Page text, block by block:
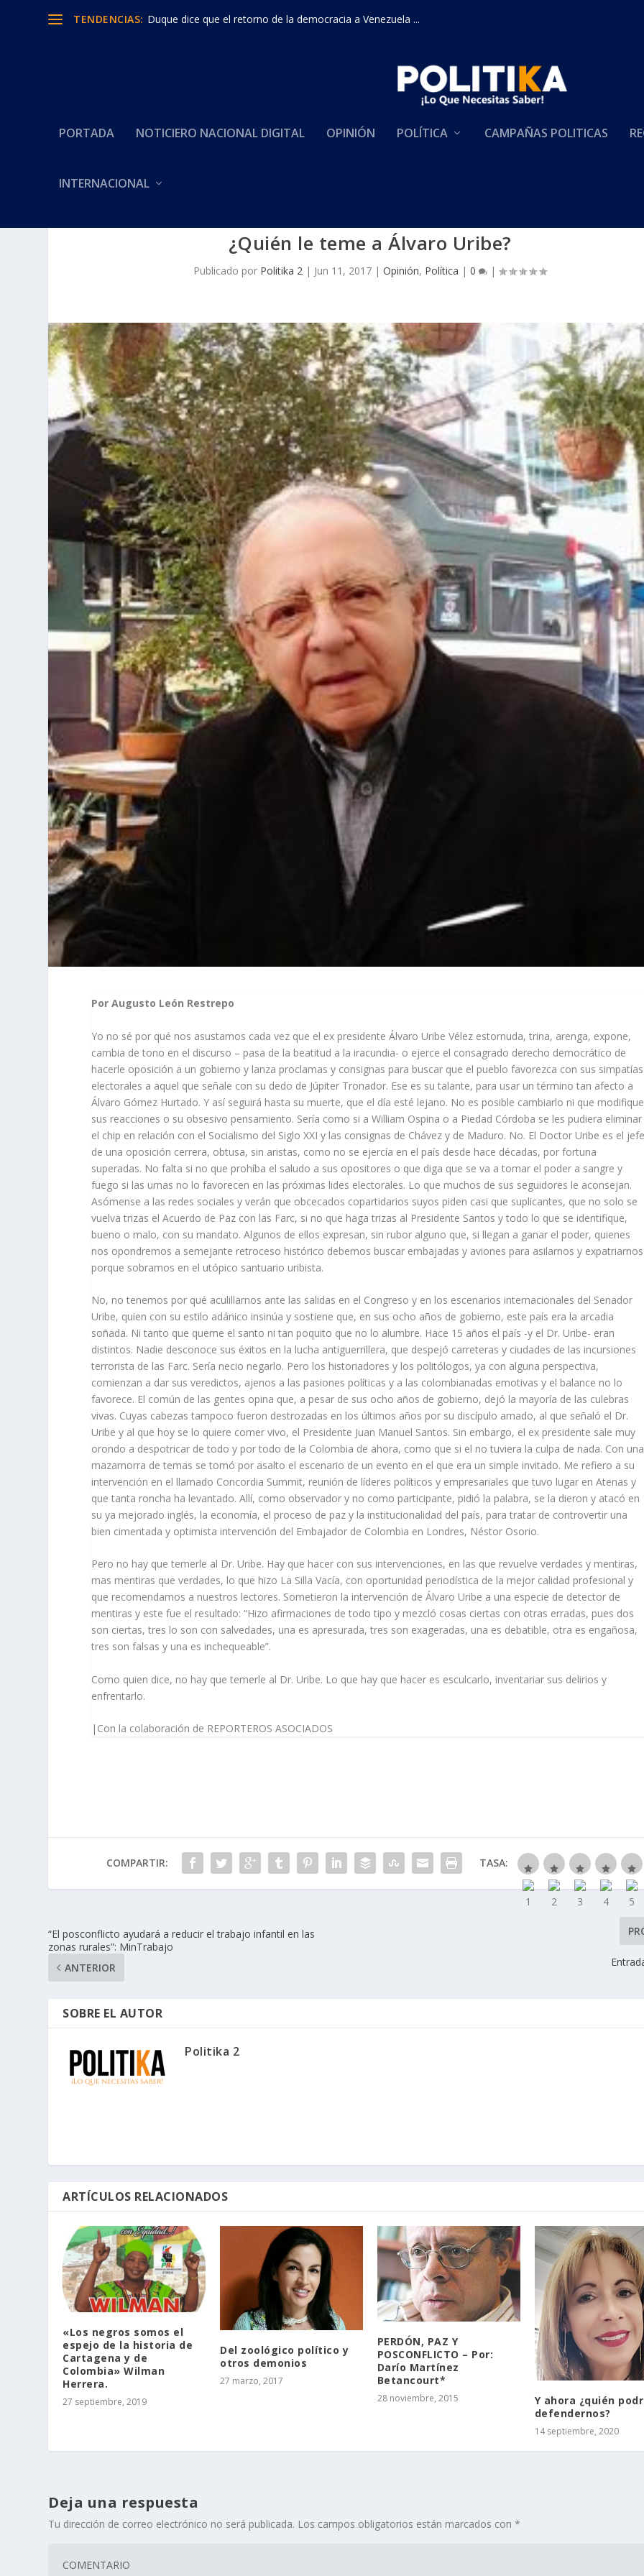
TENDENCIAS: Duque dice que el retorno de la democracia a Venezuela ...
PORTADA NOTICIERO NACIONAL DIGITAL OPINIÓN POLÍTICA CAMPAÑAS POLITICAS
INTERNACIONAL
¿Quién le teme a Álvaro Uribe?
Publicado por Politika 2 | Jun 11, 2017 |Opinión, Política |0 |
Por Augusto León Restrepo
Yo no sé por qué nos asustamos cada vez que el ex presidente Álvaro Uribe Vélez estornuda, trina, arenga, expone,
cambia de tono en el discurso – pasa de la beatitud a la iracundia- o ejerce el consagrado derecho democrático de
hacerle oposición a un gobierno y lanza proclamas y consignas para buscar que el pueblo favorezca con sus simpatías
electorales a aquel que señale con su dedo de Júpiter Tronador. Ese es su talante, para usar un término tan afecto a
Álvaro Gómez Hurtado. Y así seguirá hasta su muerte, que el día esté lejano. No es posible cambiarlo ni que modifique
sus reacciones o su obsesivo pensamiento. Sería como si a William Ospina o a Piedad Córdoba se les pudiera eliminar
el chip en relación con el Socialismo del Siglo XXI y las consignas de Chávez y de Maduro. No. El Doctor Uribe es el
de una oposición cerrera, obtusa, sin aristas, como no se ejercía en el país desde hace décadas, por fortuna
superadas. No falta si no que prohíba el saludo a sus opositores o que diga que se va a tomar el poder a sangre y
fuego si las urnas no lo favorecen en las próximas lides electorales. Lo que muchos de sus seguidores le aconsejan.
Asómense a las redes sociales y verán que obcecados copartidarios suyos piden casi que suplicantes, que no solo se
vuelva trizas el Acuerdo de Paz con las Farc, si no que haga trizas al Presidente Santos y todo lo que se identifique,
bueno o malo, con su mandato. Algunos de ellos expresan, sin rubor alguno que, si llegan a ganar el poder, quienes
nos opondremos a semejante retroceso histórico debemos buscar embajadas y aviones para asilarnos y expatriarnos
porque sobramos en el utópico santuario uribista.
No, no tenemos por qué aculillarnos ante las salidas en el Congreso y en los escenarios internacionales del Senador
Uribe, quien con su estilo adánico insinúa y sostiene que, en sus ocho años de gobierno, este país era la arcadia
soñada. Ni tanto que queme el santo ni tan poquito que no lo alumbre. Hace 15 años el país -y el Dr. Uribe- eran
distintos. Nadie desconoce sus éxitos en la lucha antiguerrillera, que despejó carreteras y ciudades de las incursiones
terrorista de las Farc. Sería necio negarlo. Pero los historiadores y los politólogos, ya con alguna perspectiva,
comienzan a dar sus veredictos, ajenos a las pasiones políticas y a las colombianadas emotivas y el balance no lo
favorece. El común de las gentes opina que, a pesar de sus ocho años de gobierno, dejó la mayoría de las culebras
vivas. Cuyas cabezas tampoco fueron destrozadas en los últimos años por su discípulo amado, al que señaló el Dr.
Uribe y al que hoy se lo quiere comer vivo, el Presidente Juan Manuel Santos. Sin embargo, el ex presidente sale muy
orondo a despotricar de todo y por todo de la Colombia de ahora, como que si el no tuviera la culpa de nada. Con una
mazamorra de temas se tomó por asalto el escenario de un evento en el que era un simple invitado. Me refiero a su
intervención en el llamado Concordia Summit, reunión de líderes políticos y empresariales que tuvo lugar en Atenas y
que tanta roncha ha levantado. Allí, como observador y no como participante, pidió la palabra, se la dieron y atacó en
su ya mejorado inglés, la economía, el proceso de paz y la institucionalidad del país, para tratar de controvertir una
bien cimentada y optimista intervención del Embajador de Colombia en Londres, Néstor Osorio.
Pero no hay que temerle al Dr. Uribe. Hay que hacer con sus intervenciones, en las que revuelve verdades y mentiras,
mas mentiras que verdades, lo que hizo La Silla Vacía, con oportunidad periodística de la mejor calidad profesional y
que recomendamos a nuestros lectores. Sometieron la intervención de Álvaro Uribe a una especie de detector de
mentiras y este fue el resultado: “Hizo afirmaciones de todo tipo y mezcló cosas ciertas con otras erradas, pues dos
son ciertas, tres lo son con salvedades, una es apresurada, tres son exageradas, una es debatible, otra es engañosa,
tres son falsas y una es inchequeable”.
Como quien dice, no hay que temerle al Dr. Uribe. Lo que hay que hacer es esculcarlo, inventariar sus delirios y
enfrentarlo.
|Con la colaboración de REPORTEROS ASOCIADOS
COMPARTIR: TASA:
“El posconflicto ayudará a reducir el trabajo infantil en las
zonas rurales”: MinTrabajo
ANTERIOR
SOBRE EL AUTOR
Politika 2
ARTÍCULOS RELACIONADOS
«Los negros somos el
espejo de la historia de
Cartagena y de
Colombia» Wilman
Herrera.
27 septiembre, 2019
Del zoológico político y
otros demonios
27 marzo, 2017
PERDÓN, PAZ Y
POSCONFLICTO – Por:
Darío Martínez
Betancourt*
28 noviembre, 2015
Y ahora ¿quién
defendernos?
14 septiembre, 2020
Deja una respuesta
Tu dirección de correo electrónico no será publicada. Los campos obligatorios están marcados con*